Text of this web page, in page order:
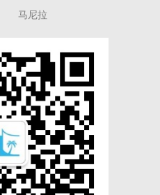
马尼拉